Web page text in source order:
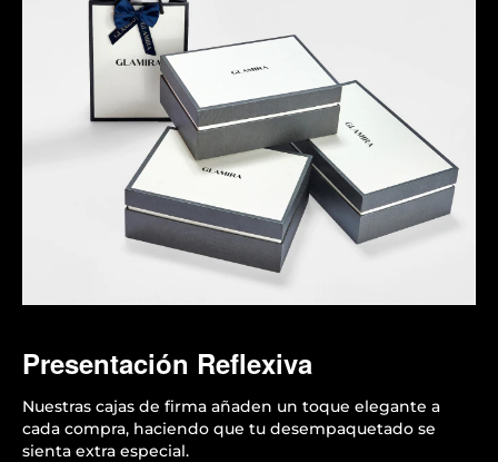
Presentación Reflexiva
Nuestras cajas de firma añaden un toque elegante a
cada compra, haciendo que tu desempaquetado se
sienta extra especial.